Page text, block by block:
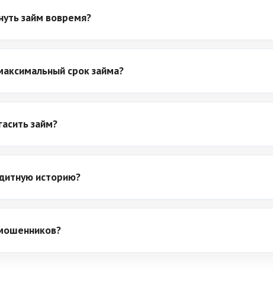
займ вовремя?
срок займа?
займ?
историю?